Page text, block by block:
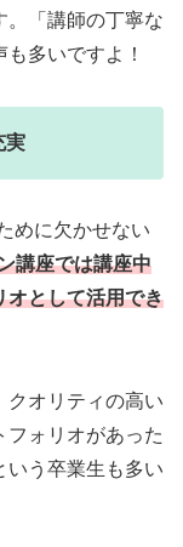
。「講師の丁寧な
多いですよ！
実
めに欠かせない
講座では講座中
オとして活用でき
クオリティの高い
フォリオがあった
いう卒業生も多い